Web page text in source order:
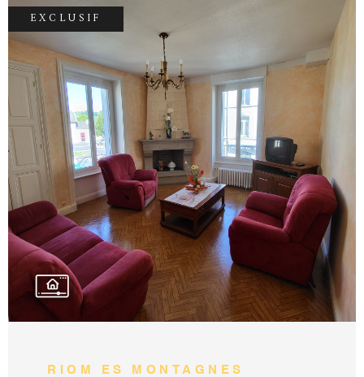
individuelle située dans la cuisine. Le
bénéficie également d'une cave de 7 m2 pour
stocker sans encombrer l'appartement. Idéal
pour un premier achat, une personne seule ou
un couple, ou bien pour un investissement
locatif. Ce bien vous intéresse ? Contactez-
nous rapidement pour plus d'informations ou
une visite ! Contact : Yoan Marcillac, 06 13 99
92 89, yoanmarcillac-
accordimmobilier@outlook.fr Agent
commercial indépendant No Siret : 848 418
075 000 16 Les informations sur les risques
auxquels ce bien est exposé sont disponibles
sur le site Géorisques
RIOM ES MONTAGNES
EXCLUSIF
VOIR LE BIEN